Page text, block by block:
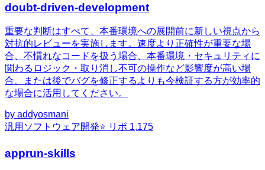
doubt-driven-development
重要な判断はすべて、本番環境への展開前に新しい視点から
対抗的レビューを実施します。速度より正確性が重要な場
合、不慣れなコードを扱う場合、本番環境・セキュリティに
関わるロジック・取り消し不可の操作など影響度が高い場
合、または後でバグを修正するよりも今検証する方が効率的
な場合に活用してください。
by addyosmani
汎用 ソフトウェア開発⭐ リポ 1,175
apprun-skills